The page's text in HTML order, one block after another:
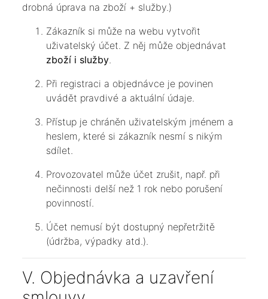
drobná úprava na zboží + služby.)
Zákazník si může na webu vytvořit
uživatelský účet. Z něj může objednávat
zboží i služby.
Při registraci a objednávce je povinen
uvádět pravdivé a aktuální údaje.
Přístup je chráněn uživatelským jménem a
heslem, které si zákazník nesmí s nikým
sdílet.
Provozovatel může účet zrušit, např. při
nečinnosti delší než 1 rok nebo porušení
povinností.
Účet nemusí být dostupný nepřetržitě
(údržba, výpadky atd.).
V. Objednávka a uzavření